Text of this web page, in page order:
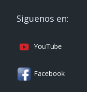
Siguenos en:
YouTube
Facebook